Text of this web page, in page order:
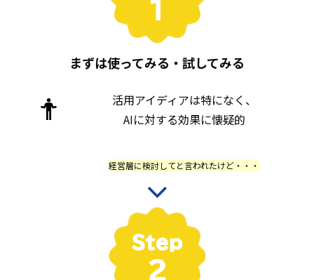
まずは使ってみる・試してみる
活用アイディアは特になく、
AIに対する効果に懐疑的
経営層に検討してと言われたけど・・・